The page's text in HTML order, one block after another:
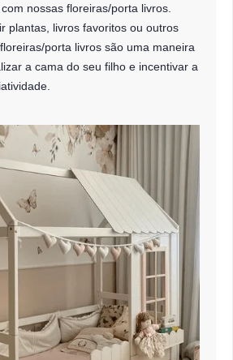
nossas floreiras/porta livros.
plantas, livros favoritos ou outros
porta livros são uma maneira
a cama do seu filho e incentivar a